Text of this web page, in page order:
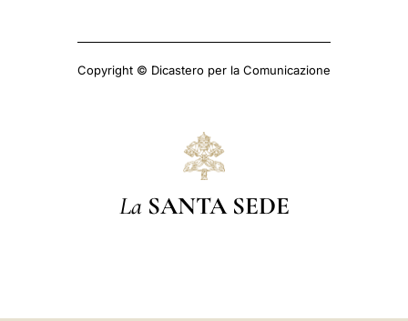
Copyright © Dicastero per la Comunicazione
La SANTA SEDE